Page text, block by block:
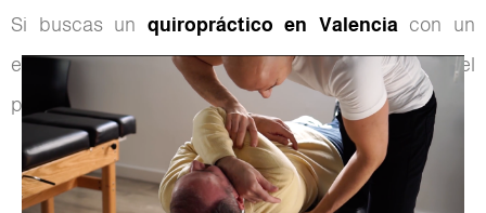
Si buscas un quiropráctico en Valencia con un
enfoque profesional, cercano y honesto, este es el
punto de partida.